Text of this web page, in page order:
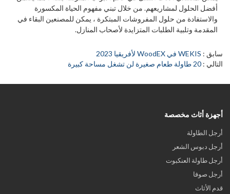
أفضل الحلول لمشاريعهم. من خلال تبني مفهوم الحياة المكسورة
والاستفادة من حلول المفروشات المبتكرة ، يمكن للمصنعين البقاء في
المقدمة وتلبية الطلبات المتزايدة لأصحاب المنازل.
سابق
WEKIS في WoodEX لأفريقيا 2023
التالي
20 طاولة طعام صغيرة لن تشغل مساحة كبيرة
أجهزة أثاث مخصصة
أرجل الطاولة
أرجل دبوس الشعر
أرجل طاولة العنكبوت
أرجل صوفا
قدم الأثاث